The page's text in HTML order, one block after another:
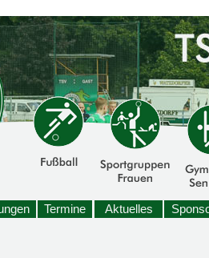
Termine Aktuelles